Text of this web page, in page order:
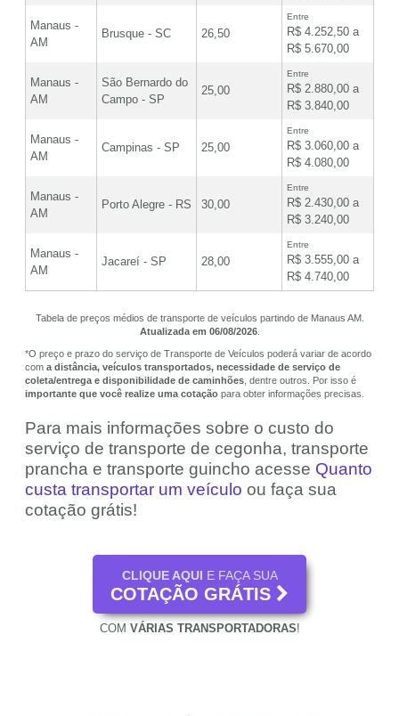
Manaus -
AM
Brusque - SC 26,50
Entre
R$ 4.252,50 a
R$ 5.670,00
Manaus -
AM
São Bernardo do
Campo - SP
25,00
Entre
R$ 2.880,00 a
R$ 3.840,00
Manaus -
AM
Campinas - SP 25,00
Entre
R$ 3.060,00 a
R$ 4.080,00
Manaus -
AM
Porto Alegre - RS 30,00
Entre
R$ 2.430,00 a
R$ 3.240,00
Manaus -
AM
Jacareí - SP 28,00
Entre
R$ 3.555,00 a
R$ 4.740,00
Tabela de preços médios de transporte de veículos partindo de Manaus AM.
Atualizada em 06/08/2026.
*O preço e prazo do serviço de Transporte de Veículos poderá variar de acordo
com a distância, veículos transportados, necessidade de serviço de
coleta/entrega e disponibilidade de caminhões , dentre outros. Por isso é
importante que você realize uma cotação para obter informações precisas.
Para mais informações sobre o custo do
serviço de transporte de cegonha, transporte
prancha e transporte guincho acesse Quanto
custa transportar um veículo ou faça sua
cotação grátis!
CLIQUE AQUI E FAÇA SUA
COTAÇÃO GRÁTIS
COM VÁRIAS TRANSPORTADORAS!